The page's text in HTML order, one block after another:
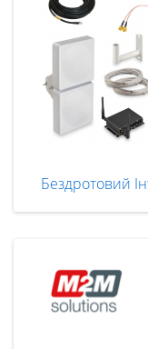
Бездротовий